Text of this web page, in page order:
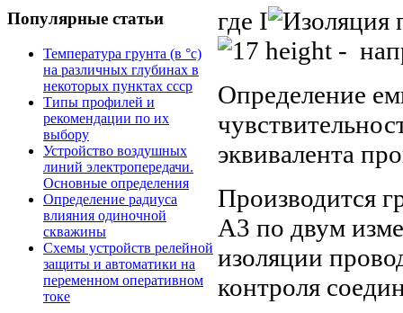
Популярные статьи
Температура грунта (в °с)
на различных глубинах в
некоторых пунктах ссср
Типы профилей и
рекомендации по их
выбору
Устройство воздушных
линий электропередачи.
Основные определения
Определение радиуса
влияния одиночной
скважины
Схемы устройств релейной
защиты и автоматики на
переменном оперативном
токе
где I
-
Определение
эквивалента
Производится
A3 по двум
изоляции
контроля